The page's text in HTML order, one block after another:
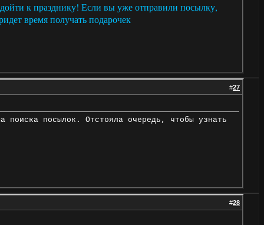
к празднику! Если вы уже отправили посылку,
время получать подарочек
#27
поиска посылок. Отстояла очередь, чтобы узнать
#28